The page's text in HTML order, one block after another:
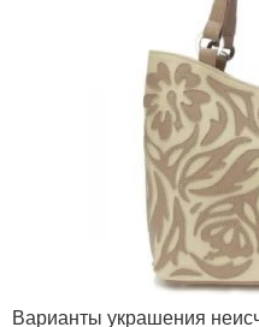
Варианты украшения